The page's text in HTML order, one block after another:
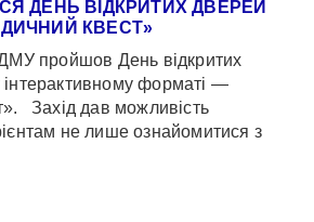
ДЕНЬ ВІДКРИТИХ ДВЕРЕЙ
КВЕСТ»
пройшов День відкритих
форматі —
Захід дав можливість
не лише ознайомитися з